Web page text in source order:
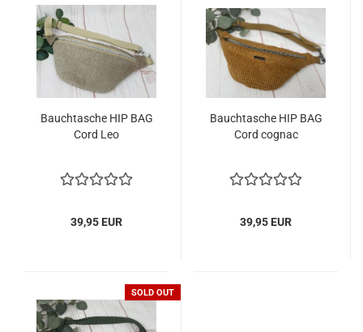
Bauchtasche HIP BAG
Cord Leo
39,95 EUR
Bauchtasche HIP BAG
Cord cognac
39,95 EUR
SOLD OUT